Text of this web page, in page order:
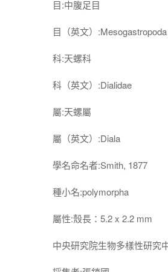
目:中腹足目
目（英文）:Mesogastropoda
科:天螺科
科（英文）:Dialidae
屬:天螺屬
屬（英文）:Diala
學名命名者:Smith, 1877
種小名:polymorpha
屬性:殼長：5.2 x 2.2 mm
中央研究院生物多樣性研究